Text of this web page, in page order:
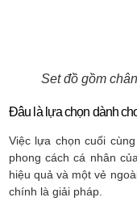
Set đồ gồm
Đâu là lựa chọn dành
Việc lựa chọn cuối
phong cách cá nhân
hiệu quả và một vẻ
chính là giải pháp.